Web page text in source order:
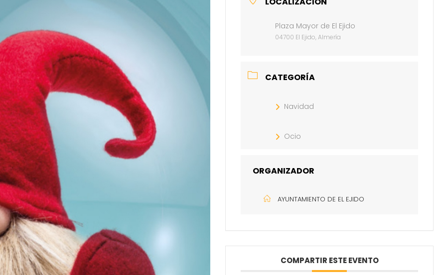
Plaza Mayor de El Ejido
04700 El Ejido, Almería
CATEGORÍA
Navidad
Ocio
ORGANIZADOR
AYUNTAMIENTO DE EL EJIDO
COMPARTIR ESTE EVENTO